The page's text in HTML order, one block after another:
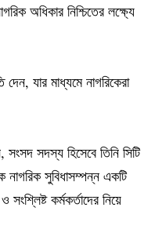
অধিকার নিশ্চিতের লক্ষ্যে
যার মাধ্যমে নাগরিকেরা
সদস্য হিসেবে তিনি সিটি
নাগরিক সুবিধাসম্পন্ন একটি
কর্মকর্তাদের নিয়ে